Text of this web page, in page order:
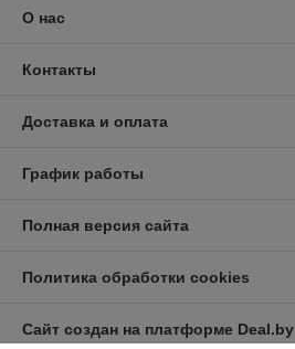
О нас
Контакты
Доставка и оплата
График работы
Полная версия сайта
Политика обработки cookies
Сайт создан на платформе Deal.by